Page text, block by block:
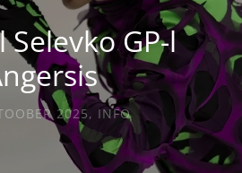
GP-l
2025, INFO